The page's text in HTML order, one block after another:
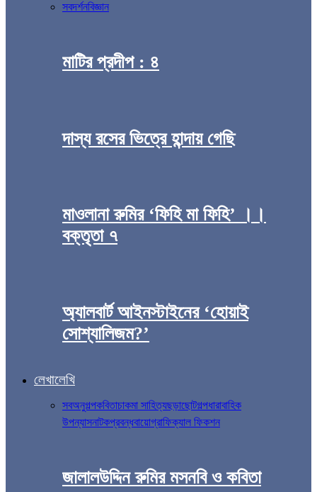
সবদর্শনবিজ্ঞান
মাটির প্রদীপ : ৪
দাস্য রসের ভিত্রে হান্দায় গেছি
মাওলানা রুমির ‘ফিহি মা ফিহি’ ।।
বক্তৃতা ৭
অ্যালবার্ট আইনস্টাইনের ‘হোয়াই
সোশ্যালিজম?’
লেখালেখি
সবঅনুগল্পকবিতাচাকমা সাহিত্যছড়াছোটগল্পধারাবাহিক
উপন্যাসনাটকপ্রবন্ধবায়োগ্রাফিক্যাল ফিকশন
জালালউদ্দিন রুমির মসনবি ও কবিতা